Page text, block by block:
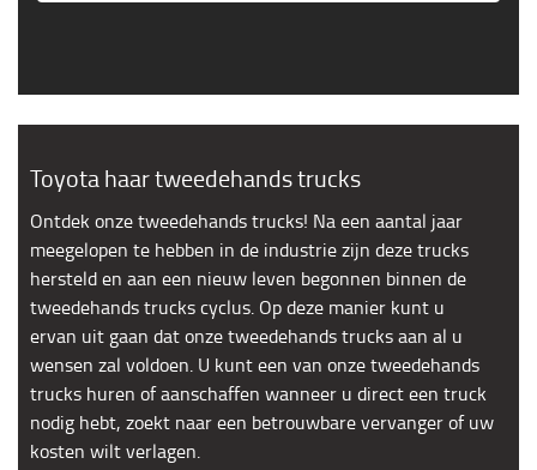
Toyota haar tweedehands trucks
Ontdek onze tweedehands trucks! Na een aantal jaar
meegelopen te hebben in de industrie zijn deze trucks
hersteld en aan een nieuw leven begonnen binnen de
tweedehands trucks cyclus. Op deze manier kunt u
ervan uit gaan dat onze tweedehands trucks aan al u
wensen zal voldoen. U kunt een van onze tweedehands
trucks huren of aanschaffen wanneer u direct een truck
nodig hebt, zoekt naar een betrouwbare vervanger of uw
kosten wilt verlagen.